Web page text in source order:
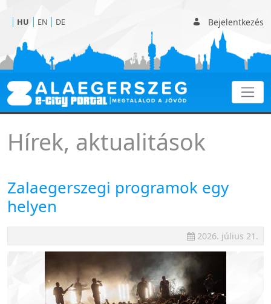
Bejelentkezés
HU EN DE
Hírek
Hírek, aktualitások
Zalaegerszegi programok egy
helyen
2026. július 21.